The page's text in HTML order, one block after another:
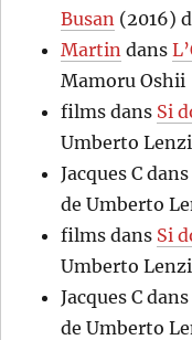
Busan (2016)
Martin dans
Mamoru Oshii
films dans Si
Umberto Lenzi
Jacques C dans
de Umberto
films dans Si
Umberto Lenzi
Jacques C dans
de Umberto